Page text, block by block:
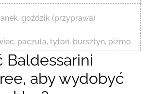
goździk (przyprawa)
paczula, tytoń, bursztyn, piżmo
Baldessarini
aby wydobyć